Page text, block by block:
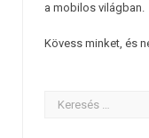
a mobilos világban.
Kövess minket, és